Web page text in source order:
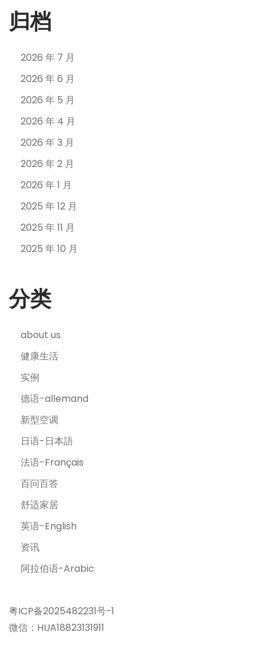
归档
2026 年 7 月
2026 年 6 月
2026 年 5 月
2026 年 4 月
2026 年 3 月
2026 年 2 月
2026 年 1 月
2025 年 12 月
2025 年 11 月
2025 年 10 月
分类
about us
健康生活
实例
德语-allemand
新型空调
日语-日本語
法语-Français
百问百答
舒适家居
英语-English
资讯
阿拉伯语-Arabic
粤ICP备2025482231号-1
微信：HUA18823131911